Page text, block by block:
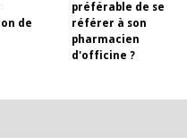
de
préférable de se
référer à son
pharmacien
d'officine ?